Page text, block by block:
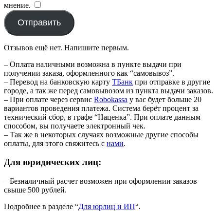
мнение.
Отправить
Отзывов ещё нет. Напишите первым.
– Оплата наличными возможна в пункте выдачи при
получении заказа, оформленного как “самовывоз”.
– Перевод на банковскую карту TБанк при отправке в другие
городе, а так же перед самовывозом из пункта выдачи заказов.
– При оплате через сервис Robokassa у вас будет больше 20
вариантов проведения платежа. Система берёт процент за
технический сбор, в графе “Наценка”. При оплате данным
способом, вы получаете электронный чек.
– Так же в некоторых случаях возможные другие способы
оплаты, для этого свяжитесь с нами.
Для юридических лиц:
– Безналичный расчет возможен при оформлении заказов
свыше 500 рублей.
Подробнее в разделе “Для юрлиц и ИП“.